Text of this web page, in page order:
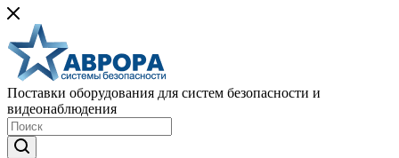
Поставки оборудования для систем безопасности и
видеонаблюдения